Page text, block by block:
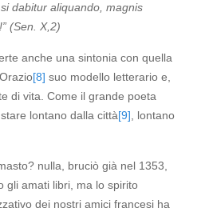
dabitur aliquando, magnis
(Sen. X,2)
anche una sintonia con quella
[8] suo modello letterario e,
di vita. Come il grande poeta
lontano dalla città[9] , lontano
nulla, bruciò già nel 1353,
gli amati libri, ma lo spirito
dei nostri amici francesi ha